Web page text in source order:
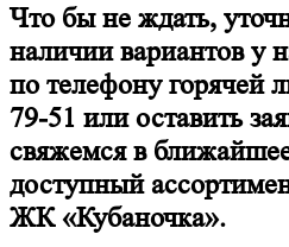
Что бы не ждать,
наличии вариантов у
по телефону горячей
79-51 или оставить
свяжемся в
доступный
ЖК «Кубаночка».